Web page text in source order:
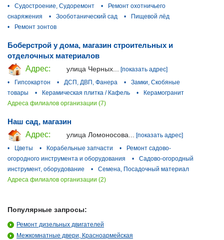
•
Судостроение, Судоремонт •
Ремонт охотничьего
снаряжения
• Зооботанический сад •
Пищевой лёд
•
Ремонт зонтов
Боберстрой у дома, магазин строительных и
отделочных материалов
Адрес:
улица Черных... [показать адрес]
•
Гипсокартон • ДСП, ДВП, Фанера •
Замки, Скобяные
товары
• Керамическая плитка / Кафель •
Керамогранит
Адреса филиалов организации (7)
Наш сад, магазин
Адрес:
улица Ломоносова... [показать адрес]
•
Цветы • Корабельные запчасти •
Ремонт садово-
огородного инструмента и оборудования
•
Садово-огородный
инструмент, оборудование
•
Семена, Посадочный материал
Адреса филиалов организации (2)
Популярные запросы:
Ремонт дизельных двигателей
Межкомнатные двери, Красноармейская